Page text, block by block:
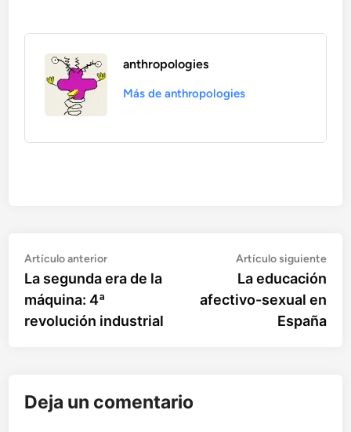
anthropologies
Más de anthropologies
Navegación
de
entradas
Artículo anteriorArtículo
anterior:
La segunda era de la
máquina: 4ª
revolución industrial
Artículo siguiente
La educación
afectivo-sexual en
España
Deja un comentario